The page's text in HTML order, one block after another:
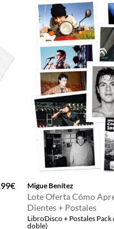
€ Migue Benítez
Lote Oferta Cómo
Dientes + Postales
LibroDisco + Postales Pack
doble)